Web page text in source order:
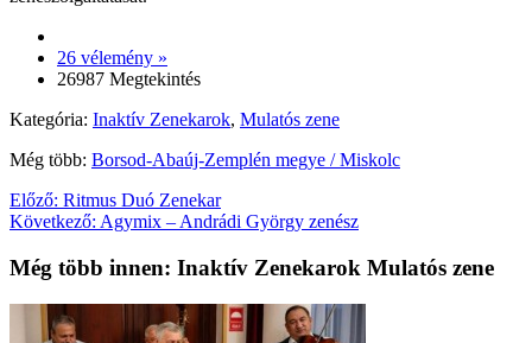
26 vélemény »
26987 Megtekintés
Kategória: Inaktív Zenekarok, Mulatós zene
Még több: Borsod-Abaúj-Zemplén megye / Miskolc
Előző: Ritmus Duó Zenekar
Következő: Agymix – Andrádi György zenész
Még több innen: Inaktív Zenekarok Mulatós zene